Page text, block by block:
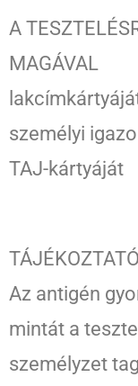
A
MAGÁVAL
személyi
TAJ-kártyáját
Az antigén
mintát a
személyzet